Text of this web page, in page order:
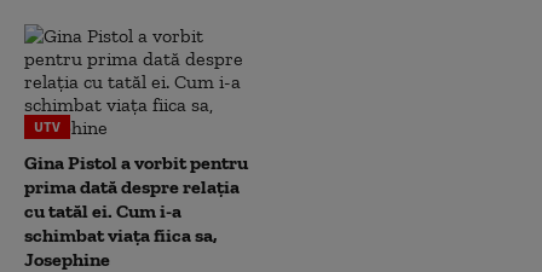
UTV
Gina Pistol a vorbit pentru
prima dată despre relația
cu tatăl ei. Cum i-a
schimbat viața fiica sa,
Josephine